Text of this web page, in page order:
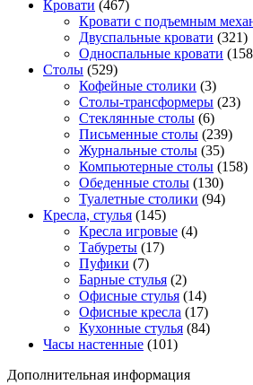
Кровати (467)
Кровати с подъемным
Двуспальные кровати (321)
Односпальные кровати
Столы (529)
Кофейные столики (3)
Столы-трансформеры (23)
Стеклянные столы (6)
Письменные столы (239)
Журнальные столы (35)
Компьютерные столы (158)
Обеденные столы (130)
Туалетные столики (94)
Кресла, стулья (145)
Кресла игровые (4)
Табуреты (17)
Пуфики (7)
Барные стулья (2)
Офисные стулья (14)
Офисные кресла (17)
Кухонные стулья (84)
Часы настенные (101)
Дополнительная информация